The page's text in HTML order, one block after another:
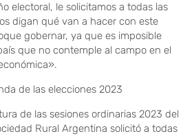
electoral, le solicitamos a todas las
digan qué van a hacer con este
gobernar, ya que es imposible
que no contemple al campo en el
de las elecciones 2023
de las sesiones ordinarias 2023 del
Rural Argentina solicitó a todas